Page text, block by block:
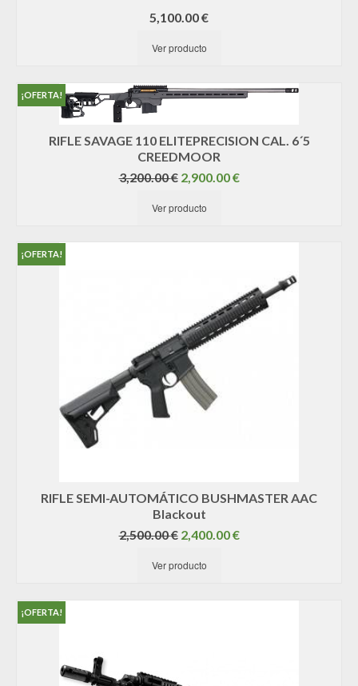
5,100.00€
Ver producto
¡OFERTA!
RIFLE SAVAGE 110 ELITEPRECISION CAL. 6´5
CREEDMOOR
3,200.00€ El
original
3,200.00 €.
2,900.00€El
2,900.00 €.
Ver producto
¡OFERTA!
RIFLE SEMI-AUTOMÁTICO BUSHMASTER AAC
Blackout
2,500.00€ El
original
2,500.00 €.
2,400.00€El
2,400.00 €.
Ver producto
¡OFERTA!